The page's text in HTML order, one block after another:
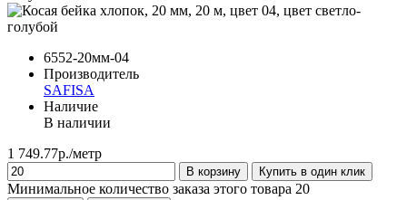
6552-20мм-04
Производитель
SAFISA
Наличие
В наличии
1 749.77р./метр
В корзину Купить в один клик
Минимальное количество заказа этого товара 20